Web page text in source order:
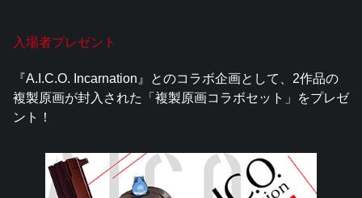
入場者プレゼント
『A.I.C.O. Incarnation』とのコラボ企画として、2作品の
複製原画が封入された「複製原画コラボセット」をプレゼ
ント！